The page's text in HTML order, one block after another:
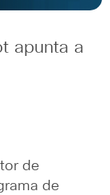
apunta a
de
de